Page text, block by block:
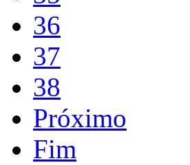
36
37
38
Próximo
Fim